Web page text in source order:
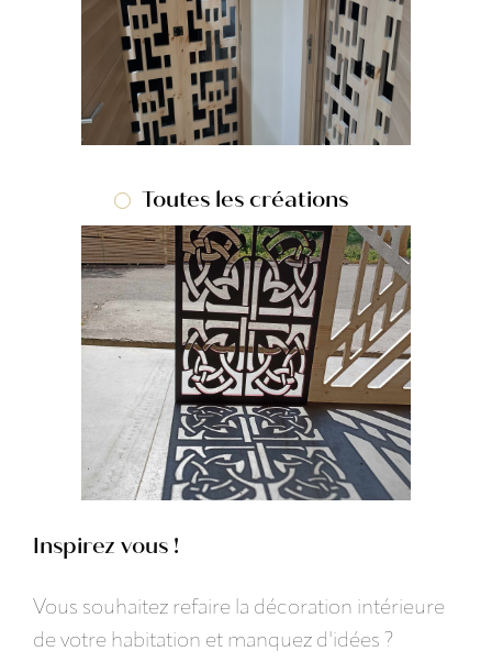
Toutes les créations
Inspirez vous !
Vous souhaitez refaire la décoration intérieure
de votre habitation et manquez d'idées ?